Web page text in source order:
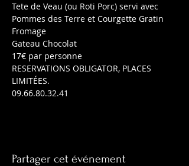
Tete de Veau (ou Roti Porc) servi avec
Pommes des Terre et Courgette Gratin
Fromage
Gateau Chocolat
17€ par personne
RESERVATIONS OBLIGATOR, PLACES
LIMITÉES.
09.66.80.32.41
Partager cet événement